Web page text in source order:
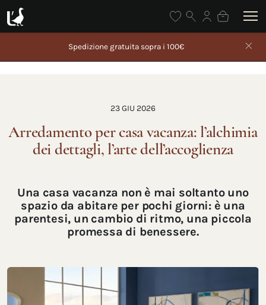
Spedizione gratuita sopra i 100€
23 GIU 2026
Arredamento per casa vacanza: l’alchimia
dei dettagli, l’arte dell’accoglienza
Una casa vacanza non è mai soltanto uno
spazio da abitare per pochi giorni: è una
parentesi, un cambio di ritmo, una piccola
promessa di benessere.